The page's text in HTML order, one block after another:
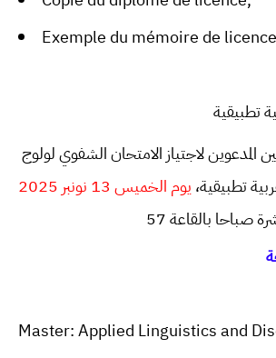
Exemple du mémoire de
تطبيقية
المدعوين لاجتياز الامتحان الشفوي لولوج
تطبيقية، يوم الخميس 13 نونبر 2025
صباحا بالقاعة 57
Master: Applied Linguistics and